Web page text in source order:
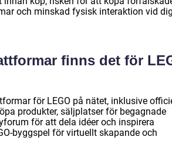
och minskad fysisk interaktion vid
finns det för
för LEGO på nätet, inklusive
produkter, säljplatser för begagnade
för att dela idéer och inspirera
byggspel för virtuellt skapande och